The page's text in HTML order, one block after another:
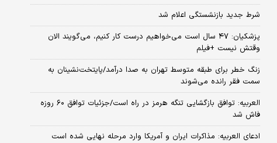
شرط جدید بازنشستگی اعلام شد
پزشکیان: ۴۷ سال است می‌خواهیم درست کار کنیم، می‌گویند الان
وقتش نیست +فیلم
زنگ خطر برای طبقه متوسط تهران به صدا درآمد/پایتخت‌نشینان به
سمت فقر رانده می‌شوند
العربیه: توافق بازگشایی تنگه هرمز در راه است/جزئیات توافق ۶۰ روزه
فاش شد
ادعای العربیه: مذاکرات ایران و آمریکا وارد مرحله نهایی شده است